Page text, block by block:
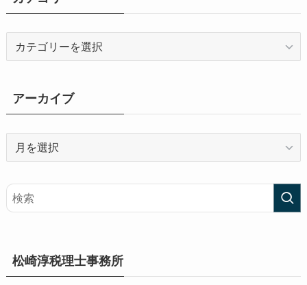
ー
アーカイブ
イ
ブ
松崎淳税理士事務所